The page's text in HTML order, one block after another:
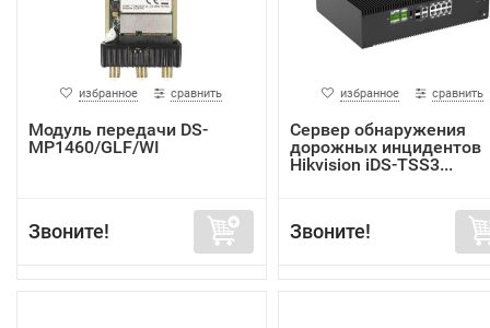
избранное сравнить
Модуль передачи DS-
MP1460/GLF/WI
Звоните!
избранное сравнить
Сервер обнаружения
дорожных инцидентов
Hikvision iDS-TSS3...
Звоните!